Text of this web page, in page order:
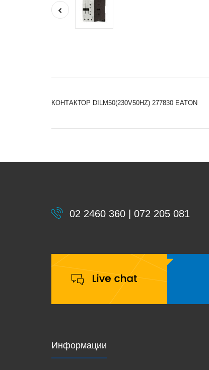
КОНТАКТОР DILM50(230V50HZ) 277830 EATON
02 2460 360 | 072 205 081
Информации